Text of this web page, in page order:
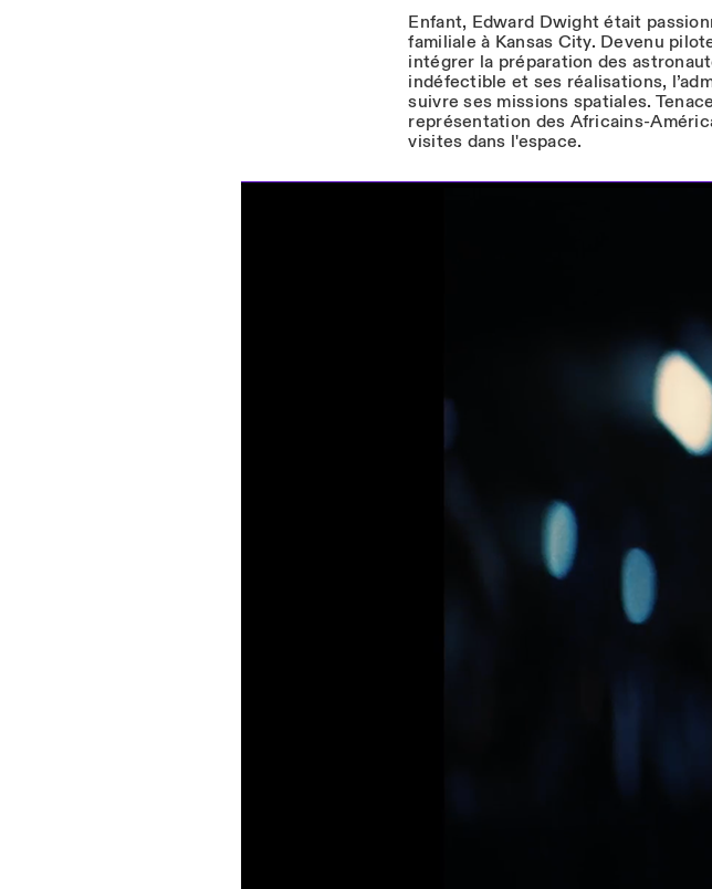
Enfant, Edward Dwight était
familiale à Kansas City. Devenu
intégrer la préparation des
indéfectible et ses réalisations,
suivre ses missions spatiales.
représentation des Africains-
visites dans l'espace.